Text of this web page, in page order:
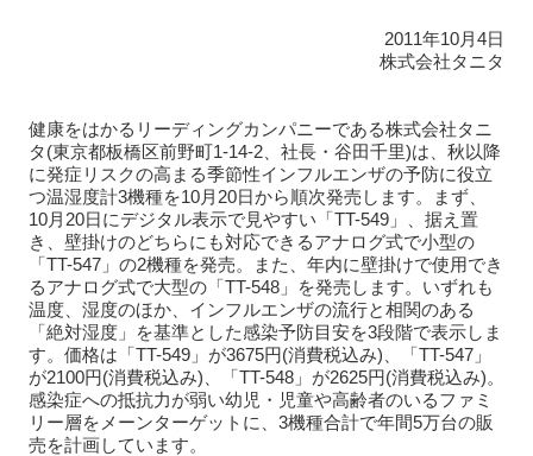
2011年10月4日
株式会社タニタ
健康をはかるリーディングカンパニーである株式会社タニ
タ(東京都板橋区前野町1-14-2、社長・谷田千里)は、秋以降
に発症リスクの高まる季節性インフルエンザの予防に役立
つ温湿度計3機種を10月20日から順次発売します。まず、
10月20日にデジタル表示で見やすい「TT-549」、据え置
き、壁掛けのどちらにも対応できるアナログ式で小型の
「TT-547」の2機種を発売。また、年内に壁掛けで使用でき
るアナログ式で大型の「TT-548」を発売します。いずれも
温度、湿度のほか、インフルエンザの流行と相関のある
「絶対湿度」を基準とした感染予防目安を3段階で表示しま
す。価格は「TT-549」が3675円(消費税込み)、「TT-547」
が2100円(消費税込み)、「TT-548」が2625円(消費税込み)。
感染症への抵抗力が弱い幼児・児童や高齢者のいるファミ
リー層をメーンターゲットに、3機種合計で年間5万台の販
売を計画しています。